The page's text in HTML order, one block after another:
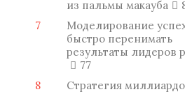
из пальмы макауба
7
Моделирование
быстро перенимать
результаты лидеров
77
8
Стратегия